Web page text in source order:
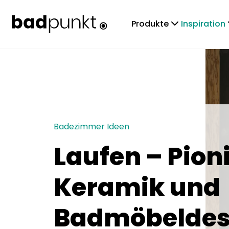
Produkte chevronDown Inspiration
Badezimmer Ideen
Laufen –
Keramik und